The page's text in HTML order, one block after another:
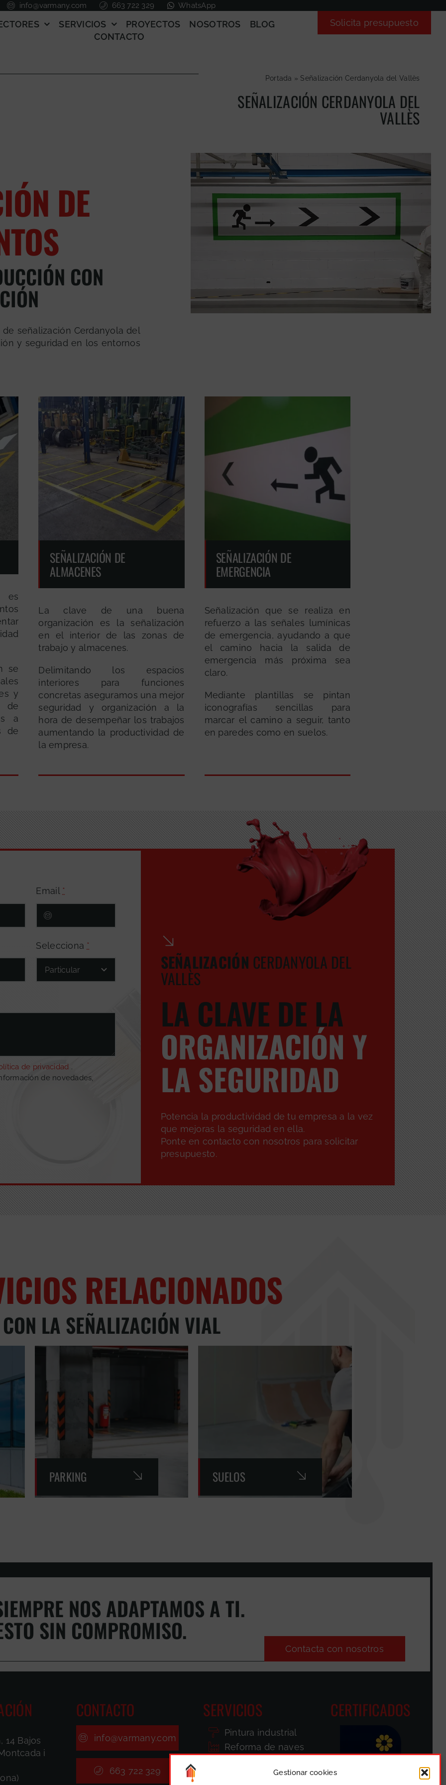
Gestionar cookies
info@varmany.com 663 722 329 WhatsApp
SERVICIOS PROYECTOS NOSOTROS
BLOG
CONTACTO
Solicita presupuesto
Portada » Señalización Cerdanyola del Vallès
SEÑALIZACIÓN CERDANYOLA DEL
VALLÈS
DE
CON
señalización Cerdanyola del
y seguridad en los entornos
es
se
y
de
a
de
SEÑALIZACIÓN DE
ALMACENES
La clave de una buena
organización es la señalización
en el interior de las zonas de
trabajo y almacenes.
Delimitando los espacios
interiores para funciones
concretas aseguramos una mejor
seguridad y organización a la
hora de desempeñar los trabajos
aumentando la productividad de
la empresa.
SEÑALIZACIÓN DE
EMERGENCIA
Señalización que se realiza en
refuerzo a las señales lumínicas
de emergencia, ayudando a que
el camino hacia la salida de
emergencia más próxima sea
claro.
Mediante plantillas se pintan
iconografías sencillas para
marcar el camino a seguir, tanto
en paredes como en suelos.
Email *
Selecciona *
de privacidad .
de novedades,
SEÑALIZACIÓN CERDANYOLA DEL
VALLÈS
LA CLAVE DE LA
ORGANIZACIÓN Y
LA SEGURIDAD
Potencia la productividad de tu empresa a la vez
que mejoras la seguridad en ella.
Ponte en contacto con nosotros para solicitar
presupuesto.
RELACIONADOS
CON LA SEÑALIZACIÓN VIAL
PARKING SUELOS
NOS ADAPTAMOS A TI.
SIN COMPROMISO.
Contacta con nosotros
14 Bajos
i
CONTACTO
info@varmany.com
663 722 329
SERVICIOS
Pintura industrial
Reforma de naves
CERTIFICADOS
GRATUITA